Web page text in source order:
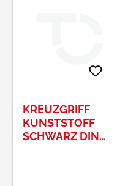
KREUZGRIFF
KUNSTSTOFF
SCHWARZ DIN